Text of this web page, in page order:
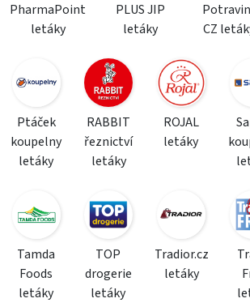
PharmaPoint
letáky
PLUS JIP
letáky
CZ
Ptáček
koupelny
letáky
RABBIT
řeznictví
letáky
ROJAL
letáky
Tamda
Foods
letáky
TOP
drogerie
letáky
Tradior.cz
letáky